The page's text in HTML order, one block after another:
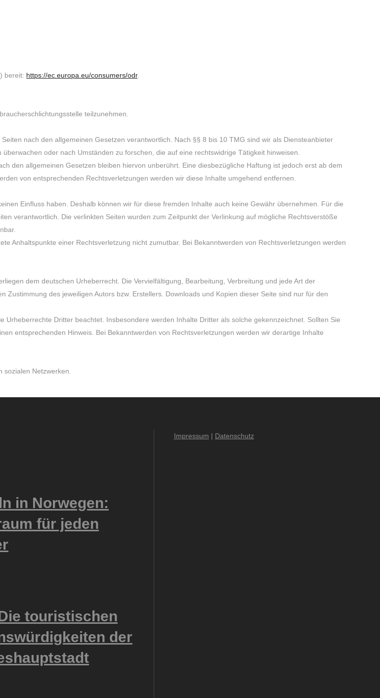
bereit: https://ec.europa.eu/consumers/odr.
teilzunehmen.
nach den allgemeinen Gesetzen verantwortlich. Nach §§ 8 bis 10 TMG sind wir als Diensteanbieter
oder nach Umständen zu forschen, die auf eine rechtswidrige Tätigkeit hinweisen.
den allgemeinen Gesetzen bleiben hiervon unberührt. Eine diesbezügliche Haftung ist jedoch erst ab dem
von entsprechenden Rechtsverletzungen werden wir diese Inhalte umgehend entfernen.
Einfluss haben. Deshalb können wir für diese fremden Inhalte auch keine Gewähr übernehmen. Für die
verantwortlich. Die verlinkten Seiten wurden zum Zeitpunkt der Verlinkung auf mögliche Rechtsverstöße
Anhaltspunkte einer Rechtsverletzung nicht zumutbar. Bei Bekanntwerden von Rechtsverletzungen werden
dem deutschen Urheberrecht. Die Vervielfältigung, Bearbeitung, Verbreitung und jede Art der
des jeweiligen Autors bzw. Erstellers. Downloads und Kopien dieser Seite sind nur für den
Dritter beachtet. Insbesondere werden Inhalte Dritter als solche gekennzeichnet. Sollten Sie
entsprechenden Hinweis. Bei Bekanntwerden von Rechtsverletzungen werden wir derartige Inhalte
Netzwerken.
in Norwegen:
für jeden
touristischen
der
Impressum | Datenschutz